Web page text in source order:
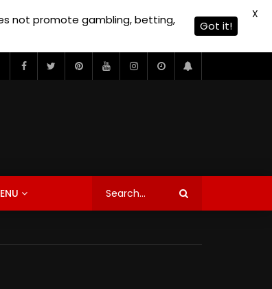
not promote gambling, betting,
Got it!
X